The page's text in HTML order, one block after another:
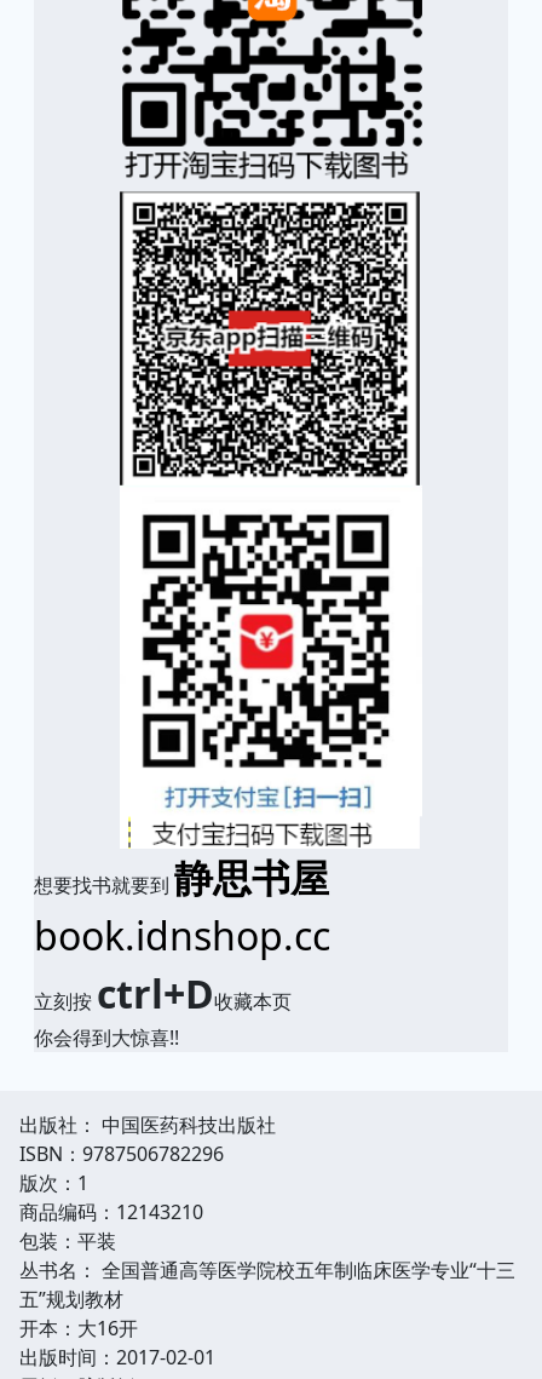
想要找书就要到 静思书屋
book.idnshop.cc
立刻按 ctrl+D收藏本页
你会得到大惊喜!!
出版社： 中国医药科技出版社
ISBN：9787506782296
版次：1
商品编码：12143210
包装：平装
丛书名： 全国普通高等医学院校五年制临床医学专业“十三
五”规划教材
开本：大16开
出版时间：2017-02-01